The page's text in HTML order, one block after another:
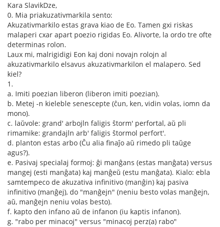
Kara SlavikDze,
0. Mia priakuzativmarkila sento:
Akuzativmarkilo estas grava kiao de Eo. Tamen gxi riskas
malaperi cxar apart poezio rigidas Eo. Alivorte, la ordo tre ofte
determinas rolon.
Laux mi, malrigidigi Eon kaj doni novajn rolojn al
akuzativmarkilo elsavus akuzativmarkilon el malapero. Sed
kiel?
1.
a. Imiti poezian liberon (liberon imiti poezian).
b. Metej -n kieleble senescepte (ĉun, ken, vidin volas, iomn da
mono).
c. laŭvole: grand' arbojln faligis ŝtorm' perfortal, aŭ pli
rimamike: grandajln arb' faligis ŝtormol perfort'.
d. planton estas arbo (Ĉu alia finaĵo aŭ rimedo pli taŭge
agus?).
e. Pasivaj specialaj formoj: ĝi manĝans (estas manĝata) versus
mangej (esti manĝata) kaj manĝeŭ (estu manĝata). Kialo: ebla
samtempeco de akuzativa infinitivo (manĝin) kaj pasiva
infinitivo (manĝej), do "manĝejn" (neniu besto volas manĝejn,
aŭ, manĝejn neniu volas besto).
f. kapto den infano aŭ de infanon (iu kaptis infanon).
g. "rabo per minacoj" versus "minacoj perz(a) rabo"